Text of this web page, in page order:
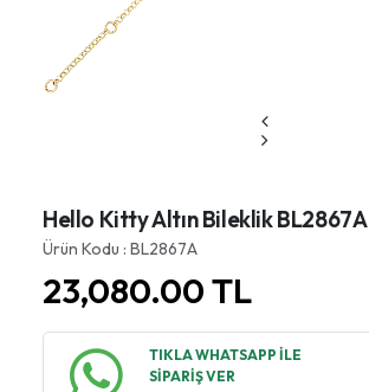
Hello Kitty Altın Bileklik BL2867A
Ürün Kodu : BL2867A
23,080.00TL
TIKLA WHATSAPP İLE
SİPARİŞ VER